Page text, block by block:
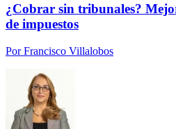
¿Cobrar sin tribunales?
de impuestos
PorFrancisco Villalobos